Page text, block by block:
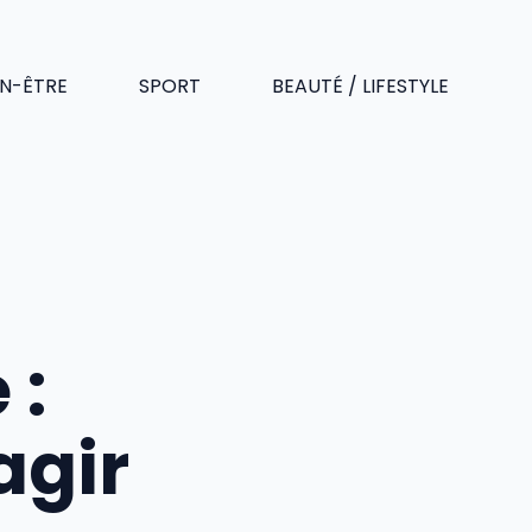
ÊTRE SPORT BEAUTÉ / LIFESTYLE
: